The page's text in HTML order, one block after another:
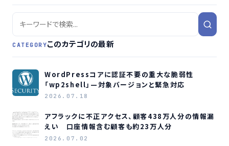
CATEGORYこのカテゴリの最新
WordPressコアに認証不要の重大な脆弱性
「wp2shell」—対象バージョンと緊急対応
2026.07.18
アフラックに不正アクセス、顧客438万人分の情報漏
えい 口座情報含む顧客も約23万人分
2026.07.02